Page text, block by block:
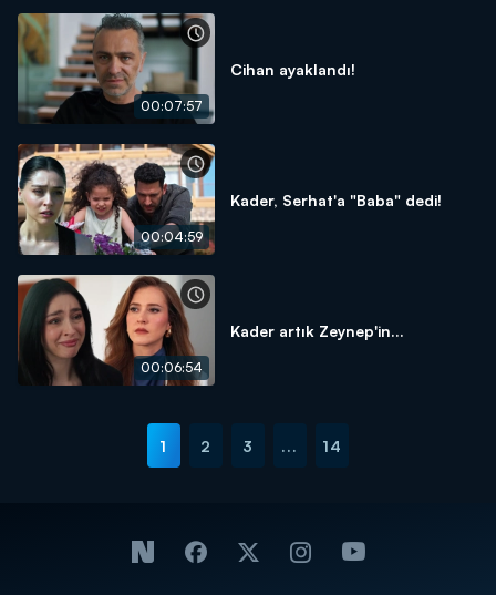
00:07:57
Cihan ayaklandı!
00:04:59
Kader, Serhat'a "Baba" dedi!
00:06:54
Kader artık Zeynep'in...
1 2 3 ... 14